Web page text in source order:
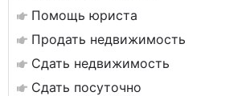
Помощь юриста
Продать недвижимость
Сдать недвижимость
Сдать посуточно